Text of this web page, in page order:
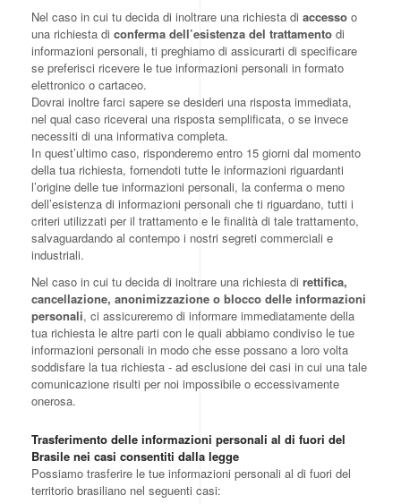
Nel caso in cui tu decida di inoltrare una richiesta di accesso o
una richiesta di conferma dell’esistenza del trattamento di
informazioni personali, ti preghiamo di assicurarti di specificare
se preferisci ricevere le tue informazioni personali in formato
elettronico o cartaceo.
Dovrai inoltre farci sapere se desideri una risposta immediata,
nel qual caso riceverai una risposta semplificata, o se invece
necessiti di una informativa completa.
In quest’ultimo caso, risponderemo entro 15 giorni dal momento
della tua richiesta, fornendoti tutte le informazioni riguardanti
l’origine delle tue informazioni personali, la conferma o meno
dell’esistenza di informazioni personali che ti riguardano, tutti i
criteri utilizzati per il trattamento e le finalità di tale trattamento,
salvaguardando al contempo i nostri segreti commerciali e
industriali.
Nel caso in cui tu decida di inoltrare una richiesta di rettifica,
cancellazione, anonimizzazione o blocco delle informazioni
personali, ci assicureremo di informare immediatamente della
tua richiesta le altre parti con le quali abbiamo condiviso le tue
informazioni personali in modo che esse possano a loro volta
soddisfare la tua richiesta - ad esclusione dei casi in cui una tale
comunicazione risulti per noi impossibile o eccessivamente
onerosa.
Trasferimento delle informazioni personali al di fuori del
Brasile nei casi consentiti dalla legge
Possiamo trasferire le tue informazioni personali al di fuori del
territorio brasiliano nel seguenti casi: